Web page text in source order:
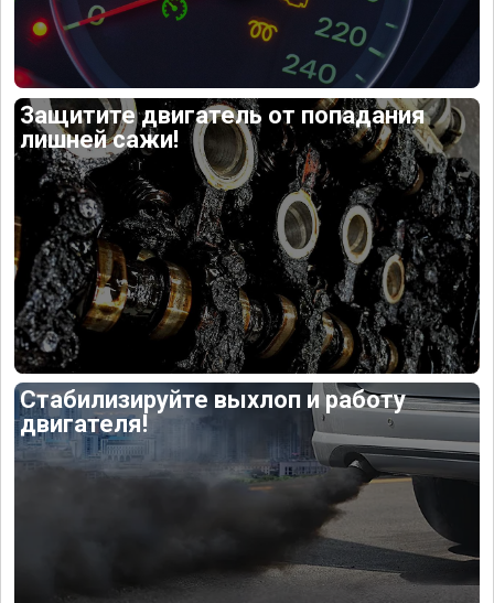
Защитите двигатель от попадания
лишней сажи!
Стабилизируйте выхлоп и работу
двигателя!